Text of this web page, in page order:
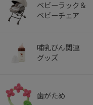
ベビーラック＆
ベビーチェア
哺乳びん関連
グッズ
歯がため